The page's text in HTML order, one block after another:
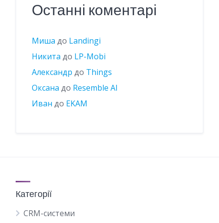
Останні коментарі
Миша до Landingi
Никита до LP-Mobi
Александр до Things
Оксана до Resemble AI
Иван до EKAM
Категорії
CRM-системи